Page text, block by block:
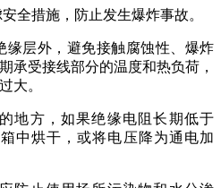
全措施，防止发生爆炸事故。
缘层外，避免接触腐蚀性、爆炸
承受接线部分的温度和热负荷，
大。
地方，如果绝缘电阻长期低于
中烘干，或将电压降为通电加